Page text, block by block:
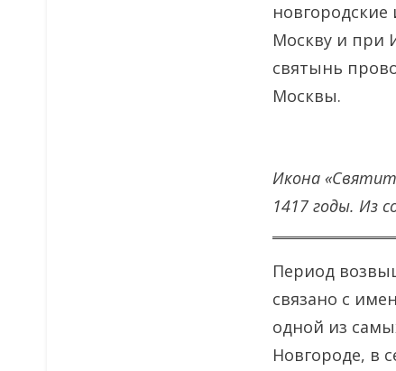
Москву и при
святынь
Москвы.
Икона
1417 годы. Из
Период
связано с
одной из
Новгороде, в